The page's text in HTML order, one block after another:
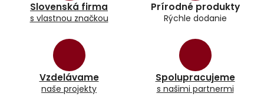
Slovenská firma
s vlastnou značkou
Prírodné produkty
Rýchle dodanie
Vzdelávame
naše projekty
Spolupracujeme
s našimi partnermi